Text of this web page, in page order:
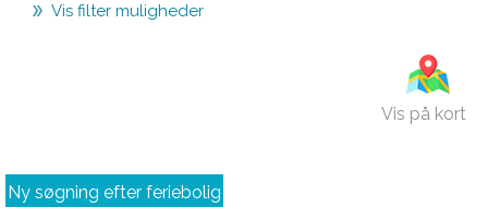
Vis filter muligheder
Vis på kort
Ny søgning efter feriebolig